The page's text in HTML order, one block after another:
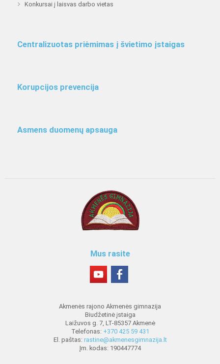
Konkursai į laisvas darbo vietas
Centralizuotas priėmimas į švietimo įstaigas
Korupcijos prevencija
Asmens duomenų apsauga
Mus rasite
Akmenės rajono Akmenės gimnazija
Biudžetinė įstaiga
Laižuvos g. 7, LT-85357 Akmenė
Telefonas: +370 425 59 431
El. paštas: rastine@akmenesgimnazija.lt
Įm. kodas: 190447774